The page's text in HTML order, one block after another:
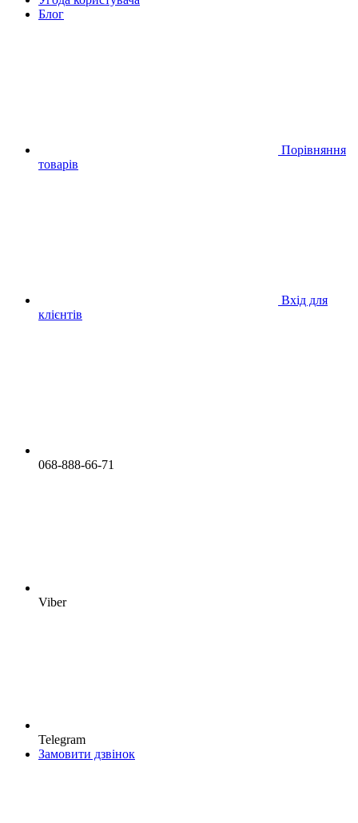
Блог
Порівняння
товарів
Вхід для
клієнтів
068-888-66-71
Viber
Telegram
Замовити дзвінок